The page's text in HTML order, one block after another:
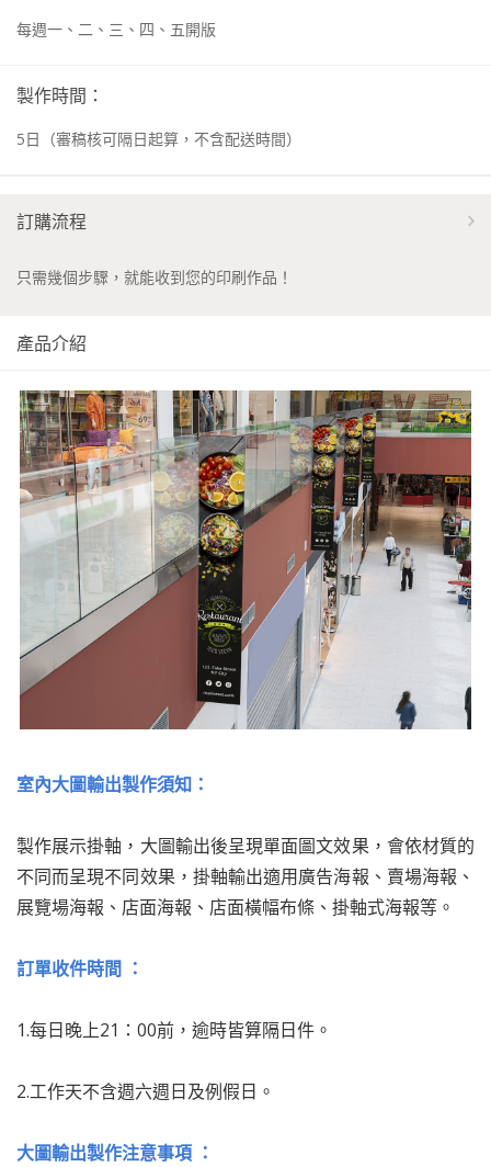
每週一、二、三、四、五開版
製作時間：
5日 （審稿核可隔日起算，不含配送時間）
訂購流程
只需幾個步驟，就能收到您的印刷作品！
產品介紹
室內大圖輸出製作須知：
製作展示掛軸，大圖輸出後呈現單面圖文效果，會依材質的
不同而呈現不同效果，掛軸輸出適用廣告海報、賣場海報、
展覽場海報、店面海報、店面橫幅布條、掛軸式海報等。
訂單收件時間 ：
1.每日晚上21：00前，逾時皆算隔日件。
2.工作天不含週六週日及例假日。
大圖輸出製作注意事項 ：